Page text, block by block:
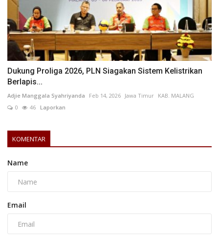
Dukung Proliga 2026, PLN Siagakan Sistem Kelistrikan
Berlapis...
Adjie Manggala Syahriyanda Feb 14, 2026 Jawa Timur KAB. MALANG
0
46 Laporkan
KOMENTAR
Name
Email